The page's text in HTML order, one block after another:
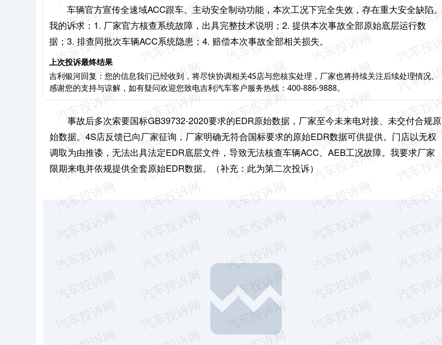
车辆官方宣传全速域ACC跟车、主动安全制动功能，本次工况下完全失效，存在重大安全缺陷。
我的诉求： 1. 厂家官方核查系统故障，出具完整技术说明； 2. 提供本次事故全部原始底层运行数
据； 3. 排查同批次车辆ACC系统隐患； 4. 赔偿本次事故全部相关损失。
上次投诉最终结果
吉利银河回复：您的信息我们已经收到，将尽快协调相关4S店与您核实处理，厂家也将持续关注后续处理情况。
感谢您的支持与谅解，如有疑问欢迎您致电吉利汽车客户服务热线：400-886-9888。
事故后多次索要国标GB39732-2020要求的EDR原始数据，厂家至今未来电对接、未交付合规原
始数据。4S店反馈已向厂家征询，厂家明确无符合国标要求的原始EDR数据可供提供。门店以无权
调取为由推诿，无法出具法定EDR底层文件，导致无法核查车辆ACC、AEB工况故障。我要求厂家
限期来电并依规提供全套原始EDR数据。（补充：此为第二次投诉）